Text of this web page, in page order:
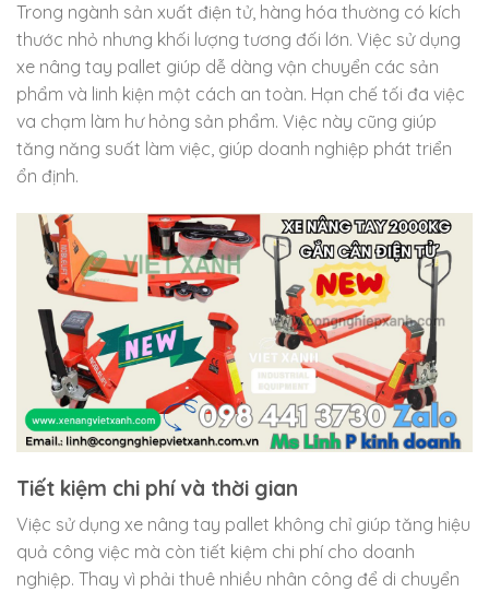
Trong ngành sản xuất điện tử, hàng hóa thường có kích
thước nhỏ nhưng khối lượng tương đối lớn. Việc sử dụng
xe nâng tay pallet giúp dễ dàng vận chuyển các sản
phẩm và linh kiện một cách an toàn. Hạn chế tối đa việc
va chạm làm hư hỏng sản phẩm. Việc này cũng giúp
tăng năng suất làm việc, giúp doanh nghiệp phát triển
ổn định.
Tiết kiệm chi phí và thời gian
Việc sử dụng xe nâng tay pallet không chỉ giúp tăng hiệu
quả công việc mà còn tiết kiệm chi phí cho doanh
nghiệp. Thay vì phải thuê nhiều nhân công để di chuyển